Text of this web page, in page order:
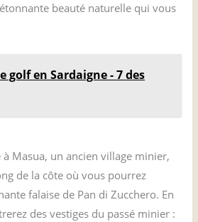
beauté naturelle qui vous
golf en Sardaigne - 7 des
Masua, un ancien village minier,
de la côte où vous pourrez
falaise de Pan di Zucchero. En
des vestiges du passé minier :